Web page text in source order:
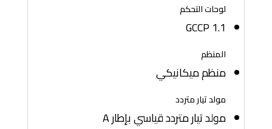
لوحات التحكم
GCCP 1.1
المنظم
منظم ميكانيكي
مولد تيار متردد
مولد تيار متردد قياسي بإطار A